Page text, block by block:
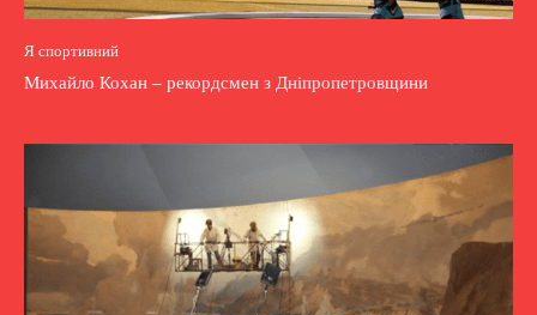
Я спортивний
Михайло Кохан – рекордсмен з Дніпропетровщини